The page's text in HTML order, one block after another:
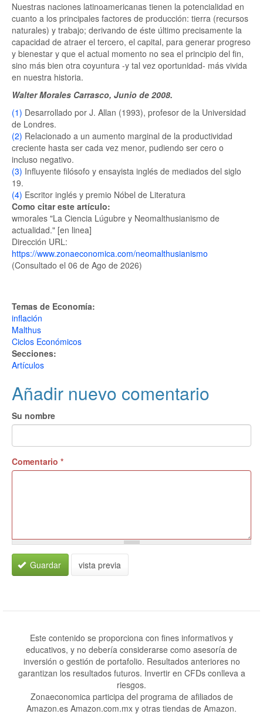
Nuestras naciones latinoamericanas tienen la potencialidad en
cuanto a los principales factores de producción: tierra (recursos
naturales) y trabajo; derivando de éste último precisamente la
capacidad de atraer el tercero, el capital, para generar progreso
y bienestar y que el actual momento no sea el principio del fin,
sino más bien otra coyuntura -y tal vez oportunidad- más vivida
en nuestra historia.
Walter Morales Carrasco, Junio de 2008.
(1) Desarrollado por J. Allan (1993), profesor de la Universidad
de Londres.
(2) Relacionado a un aumento marginal de la productividad
creciente hasta ser cada vez menor, pudiendo ser cero o
incluso negativo.
(3) Influyente filósofo y ensayista inglés de mediados del siglo
19.
(4) Escritor inglés y premio Nóbel de Literatura
Como citar este artículo:
wmorales "La Ciencia Lúgubre y Neomalthusianismo de
actualidad." [en linea]
Dirección URL:
https://www.zonaeconomica.com/neomalthusianismo
(Consultado el 06 de Ago de 2026)
Temas de Economía:
inflación
Malthus
Ciclos Económicos
Secciones:
Artículos
Añadir nuevo comentario
Su nombre
Comentario *
Guardar vista previa
Este contenido se proporciona con fines informativos y
educativos, y no debería considerarse como asesoría de
inversión o gestión de portafolio. Resultados anteriores no
garantizan los resultados futuros. Invertir en CFDs conlleva a
riesgos.
Zonaeconomica participa del programa de afiliados de
Amazon.es Amazon.com.mx y otras tiendas de Amazon.